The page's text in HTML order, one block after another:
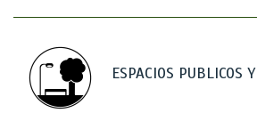
ESPACIOS PUBLICOS